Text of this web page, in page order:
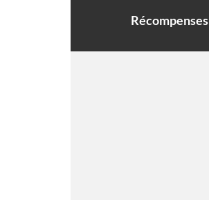
Récompenses